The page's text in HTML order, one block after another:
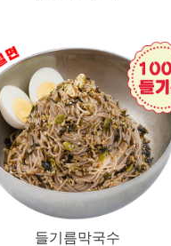
들기름막국수